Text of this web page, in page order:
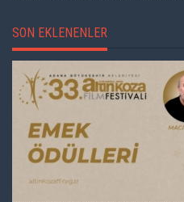
SON EKLENENLER